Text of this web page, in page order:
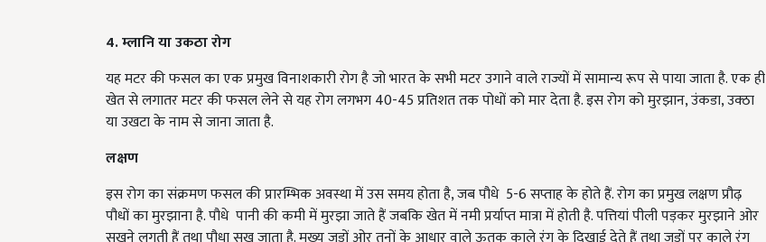
4. म्लानि या उकठा रोग
यह मटर की फसल का एक प्रमुख विनाशकारी रोग है जो भारत के सभी मटर उगाने वाले राज्यों में सामान्य रूप से पाया जाता है. एक ही
खेत से लगातर मटर की फसल लेने से यह रोग लगभग 40-45 प्रतिशत तक पोधों को मार देता है. इस रोग को मुरझान, उंकडा, उक्ठा
या उखटा के नाम से जाना जाता है.
लक्षण
इस रोग का संक्रमण फसल की प्रारम्भिक अवस्था में उस समय होता है, जब पौधे 5-6 सप्ताह के होते हैं. रोग का प्रमुख लक्षण प्रौढ़
पौधों का मुरझाना है. पौधे पानी की कमी में मुरझा जाते हैं जबकि खेत में नमी प्रर्याप्त मात्रा में होती है. पत्तियां पीली पड़कर मुरझाने ओर